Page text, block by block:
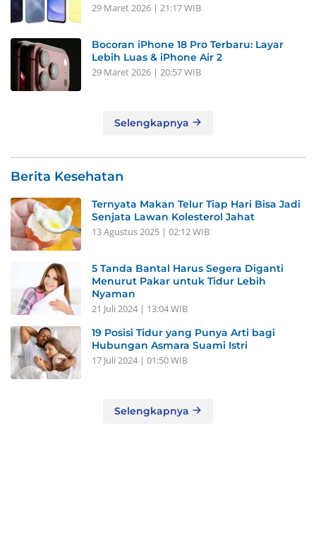
29 Maret 2026 | 21:17 WIB
Bocoran iPhone 18 Pro Terbaru: Layar
Lebih Luas & iPhone Air 2
29 Maret 2026 | 20:57 WIB
Selengkapnya
Berita Kesehatan
Ternyata Makan Telur Tiap Hari Bisa Jadi
Senjata Lawan Kolesterol Jahat
13 Agustus 2025 | 02:12 WIB
5 Tanda Bantal Harus Segera Diganti
Menurut Pakar untuk Tidur Lebih
Nyaman
21 Juli 2024 | 13:04 WIB
19 Posisi Tidur yang Punya Arti bagi
Hubungan Asmara Suami Istri
17 Juli 2024 | 01:50 WIB
Selengkapnya